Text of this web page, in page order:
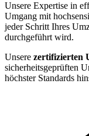
Unsere Expertise in
Umgang mit
jeder Schritt Ihres
durchgeführt wird.
Unsere zertifizierten
sicherheitsgeprüften
höchster Standards